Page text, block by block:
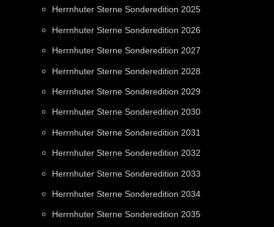
Herrnhuter Sterne Sonderedition 2025
Herrnhuter Sterne Sonderedition 2026
Herrnhuter Sterne Sonderedition 2027
Herrnhuter Sterne Sonderedition 2028
Herrnhuter Sterne Sonderedition 2029
Herrnhuter Sterne Sonderedition 2030
Herrnhuter Sterne Sonderedition 2031
Herrnhuter Sterne Sonderedition 2032
Herrnhuter Sterne Sonderedition 2033
Herrnhuter Sterne Sonderedition 2034
Herrnhuter Sterne Sonderedition 2035